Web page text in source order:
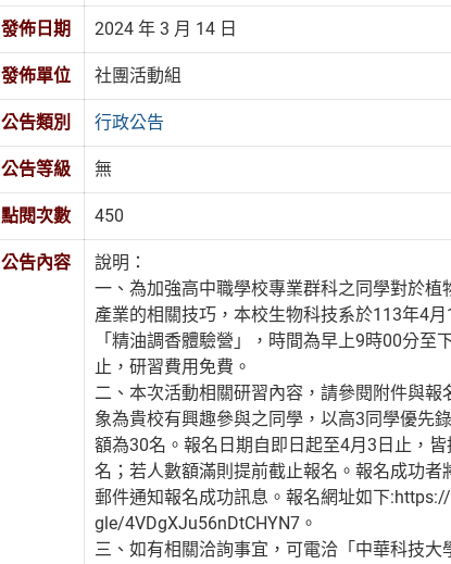
發佈日期 2024 年 3 月 14 日
發佈單位 社團活動組
公告類別 行政公告
公告等級 無
點閱次數 450
公告內容
說明：
一、為加強高中職學校專業群科之同學對於植
產業的相關技巧，本校生物科技系於113年4
「精油調香體驗營」，時間為早上9時00分至
止，研習費用免費。
二、本次活動相關研習內容，請參閱附件與報
象為貴校有興趣參與之同學，以高3同學優先
額為30名。報名日期自即日起至4月3日止，皆
名；若人數額滿則提前截止報名。報名成功者
郵件通知報名成功訊息。報名網址如下
gle/4VDgXJu56nDtCHYN7。
三、如有相關洽詢事宜，可電洽「中華科技大